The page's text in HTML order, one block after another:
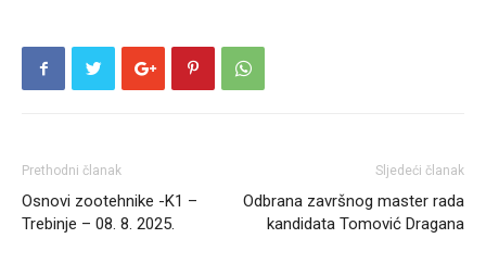
Prethodni članak
Osnovi zootehnike -K1 –
Trebinje – 08. 8. 2025.
Sljedeći članak
Odbrana završnog master rada
kandidata Tomović Dragana